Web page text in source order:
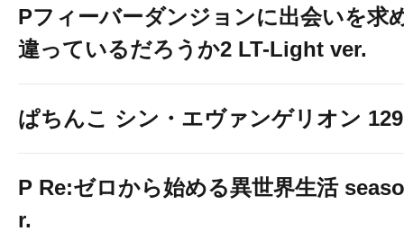
Pフィーバーダンジョンに出会いを求
違っているだろうか2 LT-Light ver.
ぱちんこ シン・エヴァンゲリオン
P Re:ゼロから始める異世界生活
r.